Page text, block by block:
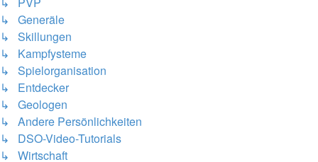
↳ Generäle
↳ Skillungen
↳ Kampfysteme
↳ Spielorganisation
↳ Entdecker
↳ Geologen
↳ Andere Persönlichkeiten
↳ DSO-Video-Tutorials
↳ Wirtschaft